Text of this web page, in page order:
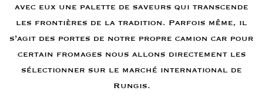
avec eux une palette de saveurs qui transcende
les frontières de la tradition. Parfois même, il
s’agit des portes de notre propre camion car pour
certain fromages nous allons directement les
sélectionner sur le marché international de
Rungis.